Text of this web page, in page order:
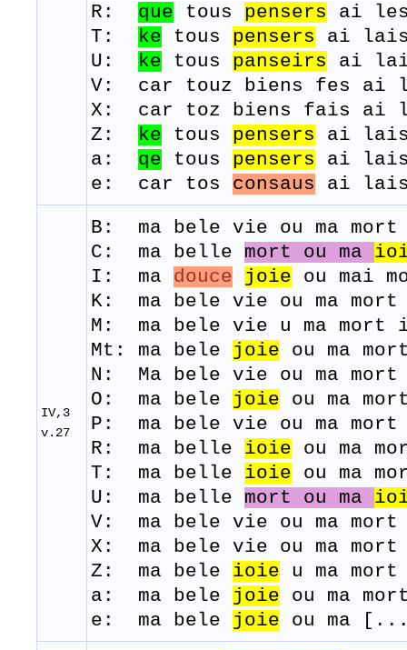
R: que tous pensers ai
T: ke tous pensers ai
U: ke tous panseirs ai
V: car touz biens fes ai
X: car toz biens fais ai
Z: ke tous pensers ai
a: qe tous pensers ai
e: car tos consaus ai
IV,3
v.27
B: ma bele vie ou ma mort
C: ma belle mort ou ma
I: ma douce joie ou mai
K: ma bele vie ou ma
M: ma bele vie u ma mort
Mt: ma bele joie ou ma
N: Ma bele vie ou ma
O: ma bele joie ou ma
P: ma bele vie ou ma mort
R: ma belle ioie ou ma
T: ma belle ioie ou ma
U: ma belle mort ou ma
V: ma bele vie ou ma
​X: ma bele vie ou ma
Z: ma bele ioie u ma
a: ma bele joie ou ma
e: ma bele joie ou ma